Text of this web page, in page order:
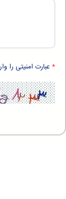
عبارت امنیتی را